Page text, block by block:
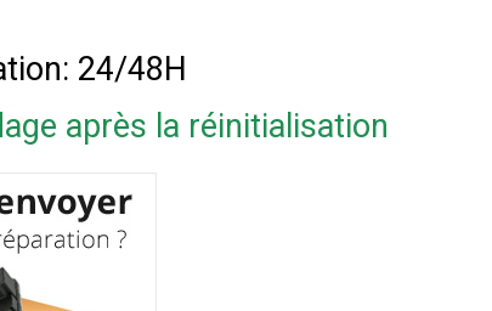
24/48H
après la réinitialisation